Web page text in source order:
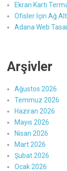
Ekran Kartı
Ofisler İçin Ağ
Adana Web
Arşivler
Ağustos 2026
Temmuz 2026
Haziran 2026
Mayıs 2026
Nisan 2026
Mart 2026
Şubat 2026
Ocak 2026